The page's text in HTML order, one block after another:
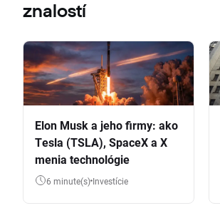
znalostí
Elon Musk a jeho firmy: ako
Tesla (TSLA), SpaceX a X
menia technológie
6 minute(s) Investície